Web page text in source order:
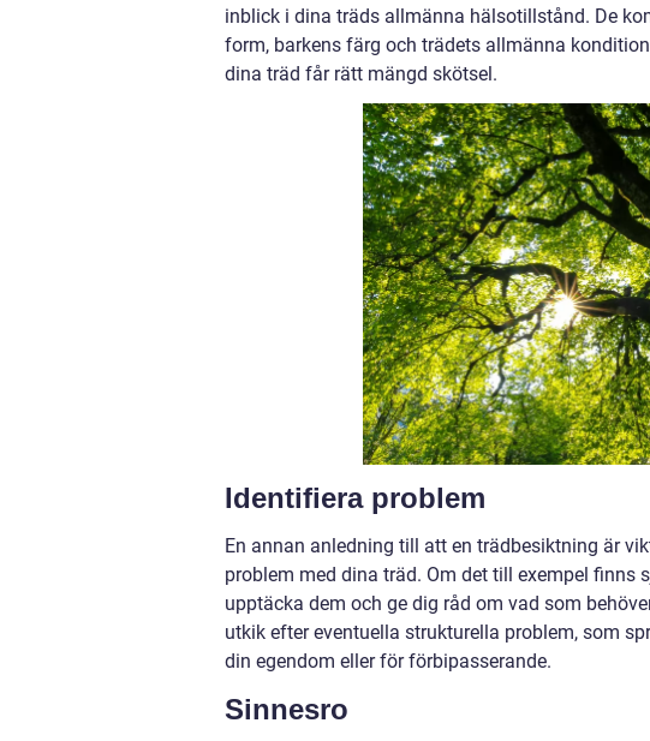
inblick i dina träds allmänna hälsotillstånd. De
form, barkens färg och trädets allmänna
dina träd får rätt mängd skötsel.
Identifiera problem
En annan anledning till att en trädbesiktning är
problem med dina träd. Om det till exempel finns
upptäcka dem och ge dig råd om vad som
utkik efter eventuella strukturella problem, som
din egendom eller för förbipasserande.
Sinnesro